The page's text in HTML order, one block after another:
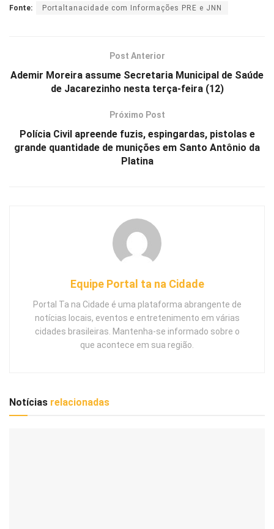
Fonte: Portaltanacidade com Informações PRE e JNN
Post Anterior
Ademir Moreira assume Secretaria Municipal de Saúde
de Jacarezinho nesta terça-feira (12)
Próximo Post
Polícia Civil apreende fuzis, espingardas, pistolas e
grande quantidade de munições em Santo Antônio da
Platina
Equipe Portal ta na Cidade
Portal Ta na Cidade é uma plataforma abrangente de
notícias locais, eventos e entretenimento em várias
cidades brasileiras. Mantenha-se informado sobre o
que acontece em sua região.
Notícias relacionadas